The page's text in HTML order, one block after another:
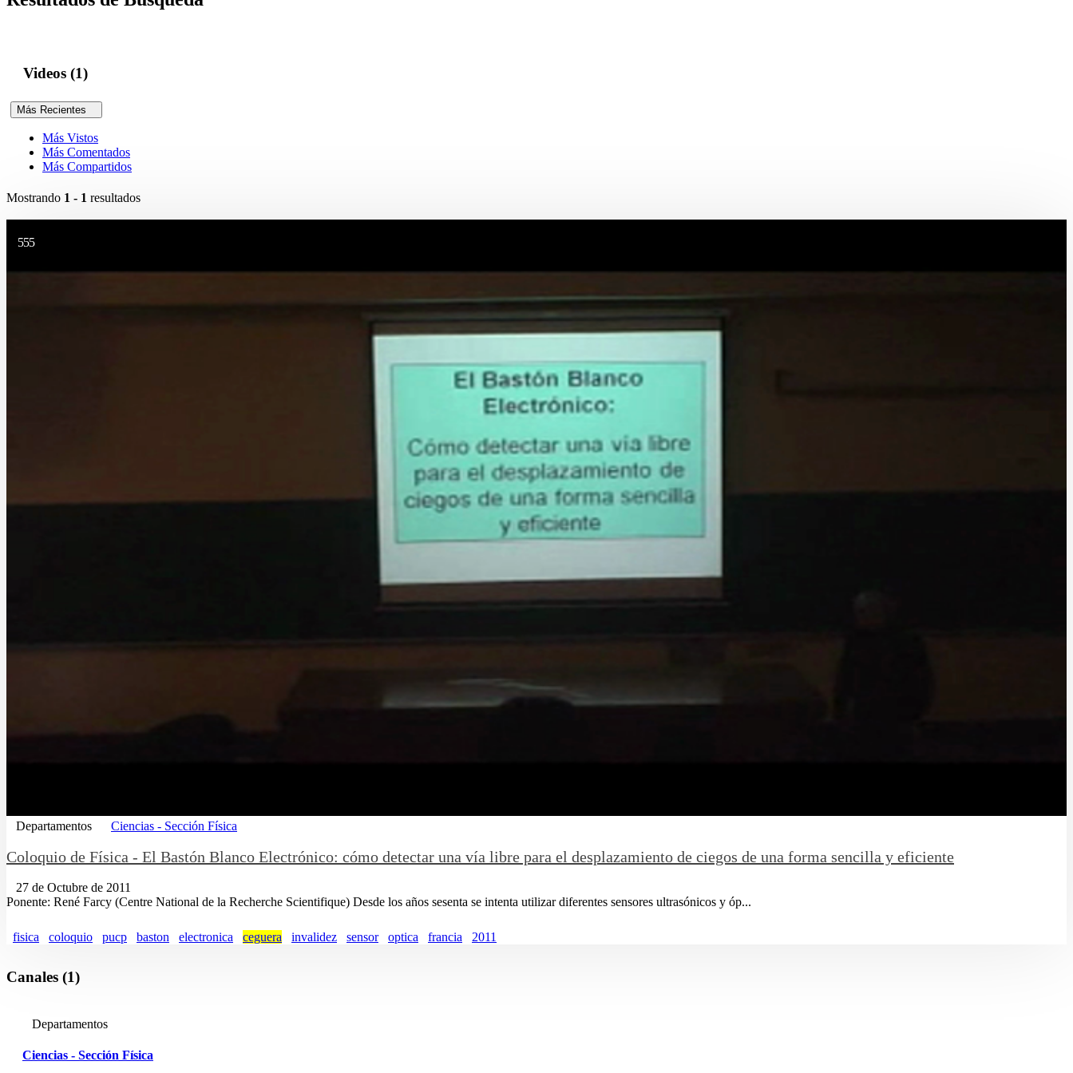
Videos (1)
Más Recientes
Más Vistos
Más Comentados
Más Compartidos
Mostrando 1 - 1 resultados
555
Departamentos Ciencias - Sección Física
Coloquio de Fí­sica - El Bastón Blanco Electrónico: cómo detectar una ví­a libre para el desplazamiento de ciegos de una forma sencilla y eficiente
27 de Octubre de 2011
Ponente: René Farcy (Centre National de la Recherche Scientifique) Desde los años sesenta se intenta utilizar diferentes sensores ultrasónicos y óp...
fisica coloquio pucp baston electronica ceguera invalidez sensor optica francia 2011
Canales (1)
Departamentos
Ciencias - Sección Física